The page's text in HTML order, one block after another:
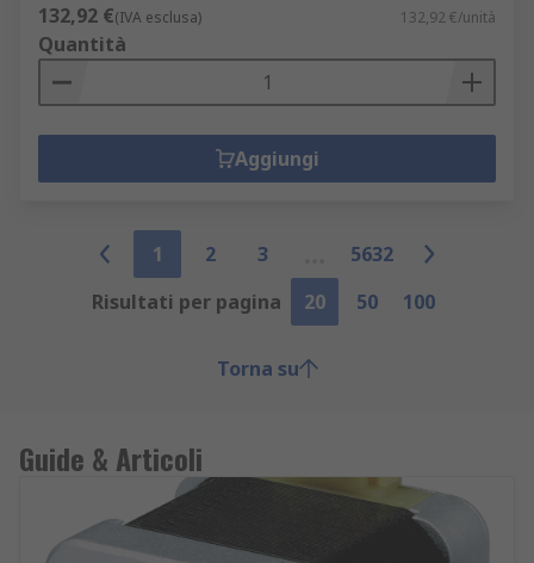
132,92 €(IVA esclusa) 132,92 €/unità
Quantità
Aggiungi
1 2 3
5632
Risultati per pagina
20 50 100
Torna su
Guide & Articoli